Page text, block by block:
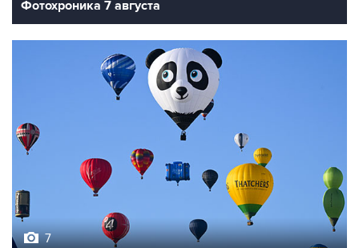
Фестиваль воздухоплавания в Бристоле